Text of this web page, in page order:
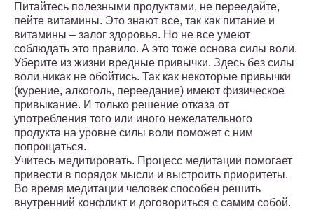
Питайтесь полезными продуктами, не переедайте,
пейте витамины. Это знают все, так как питание и
витамины – залог здоровья. Но не все умеют
соблюдать это правило. А это тоже основа силы воли.
Уберите из жизни вредные привычки. Здесь без силы
воли никак не обойтись. Так как некоторые привычки
(курение, алкоголь, переедание) имеют физическое
привыкание. И только решение отказа от
употребления того или иного нежелательного
продукта на уровне силы воли поможет с ним
попрощаться.
Учитесь медитировать. Процесс медитации помогает
привести в порядок мысли и выстроить приоритеты.
Во время медитации человек способен решить
внутренний конфликт и договориться с самим собой.